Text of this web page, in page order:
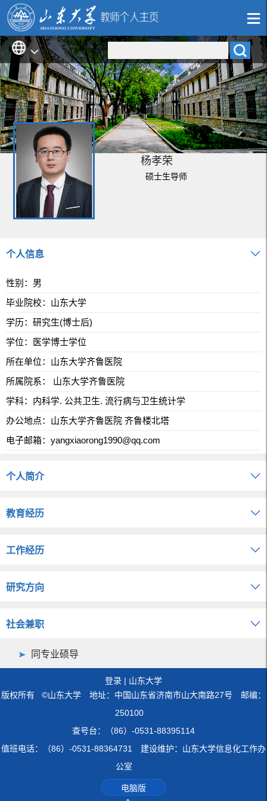
杨孝荣
硕士生导师
个人信息
性别：男
毕业院校：山东大学
学历：研究生(博士后)
学位：医学博士学位
所在单位：山东大学齐鲁医院
所属院系： 山东大学齐鲁医院
学科：内科学. 公共卫生. 流行病与卫生统计学
办公地点：山东大学齐鲁医院 齐鲁楼北塔
电子邮箱： yangxiaorong1990@qq.com
个人简介
教育经历
工作经历
研究方向
社会兼职
同专业硕导
登录 | 山东大学
版权所有 ©山东大学 地址：中国山东省济南市山大南路27号 邮编：
250100
查号台：（86）-0531-88395114
值班电话：（86）-0531-88364731 建设维护：山东大学信息化工作办
公室
电脑版